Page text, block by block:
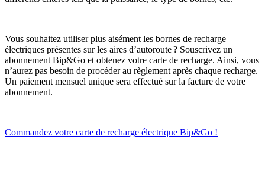
Vous souhaitez utiliser plus aisément les bornes de recharge
électriques présentes sur les aires d’autoroute ? Souscrivez un
abonnement Bip&Go et obtenez votre carte de recharge. Ainsi, vous
n’aurez pas besoin de procéder au règlement après chaque recharge.
Un paiement mensuel unique sera effectué sur la facture de votre
abonnement.
Commandez votre carte de recharge électrique Bip&Go !